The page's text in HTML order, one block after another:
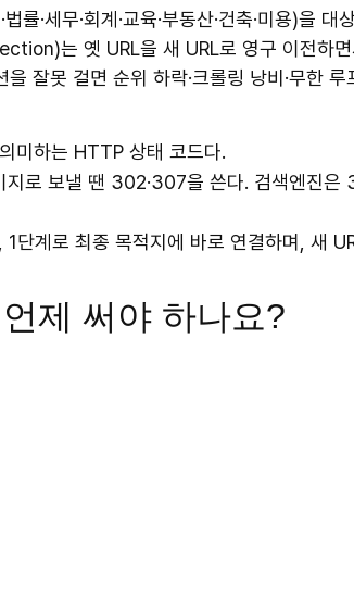
·세무·회계·교육·부동산·건축·미용)을
는 옛 URL을 새 URL로 영구 이전하
잘못 걸면 순위 하락·크롤링 낭비·무한
미하는 HTTP 상태 코드다.
로 보낼 땐 302·307을 쓴다. 검색엔진은
단계로 최종 목적지에 바로 연결하며, 새
제 써야 하나요?